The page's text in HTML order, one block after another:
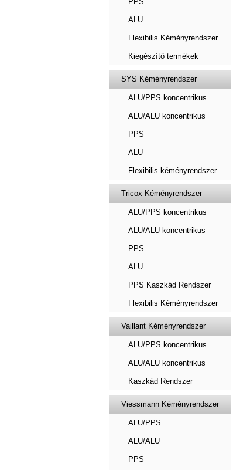
ALU
Flexibilis Kéményrendszer
Kiegészítő termékek
SYS Kéményrendszer
ALU/PPS koncentrikus
ALU/ALU koncentrikus
PPS
ALU
Flexibilis kéményrendszer
Tricox Kéményrendszer
ALU/PPS koncentrikus
ALU/ALU koncentrikus
PPS
ALU
PPS Kaszkád Rendszer
Flexibilis Kéményrendszer
Vaillant Kéményrendszer
ALU/PPS koncentrikus
ALU/ALU koncentrikus
Kaszkád Rendszer
Viessmann Kéményrendszer
ALU/PPS
ALU/ALU
PPS